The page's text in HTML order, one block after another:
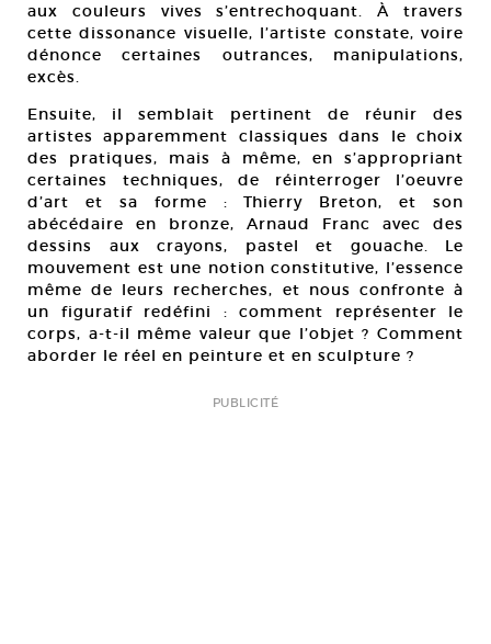
aux couleurs vives s’entrechoquant. À travers
cette dissonance visuelle, l’artiste constate, voire
dénonce certaines outrances, manipulations,
excès.
Ensuite, il semblait pertinent de réunir des
artistes apparemment classiques dans le choix
des pratiques, mais à même, en s’appropriant
certaines techniques, de réinterroger l’oeuvre
d’art et sa forme : Thierry Breton, et son
abécédaire en bronze, Arnaud Franc avec des
dessins aux crayons, pastel et gouache. Le
mouvement est une notion constitutive, l’essence
même de leurs recherches, et nous confronte à
un figuratif redéfini : comment représenter le
corps, a-t-il même valeur que l’objet ? Comment
aborder le réel en peinture et en sculpture ?
PUBLICITÉ